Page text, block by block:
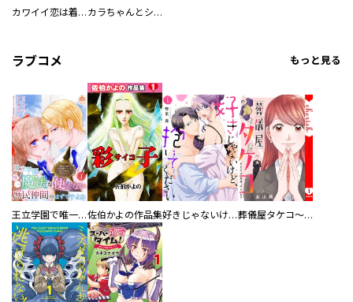
カワイイ恋は着飾らない カラちゃんとシトーさんと、 【分冊版】
ラブコメ もっと見る
王立学園で唯一魔法が使えない庶民仲間のはずですよね～実は王子様で私を溺愛しているなんて告白はやめてください～佐伯かよの作品集 好きじゃないけど、抱いてください【電子単行本版／特典おまけ付き】 葬儀屋タケコ～あなたの最期、叶えます【電子単行本版】